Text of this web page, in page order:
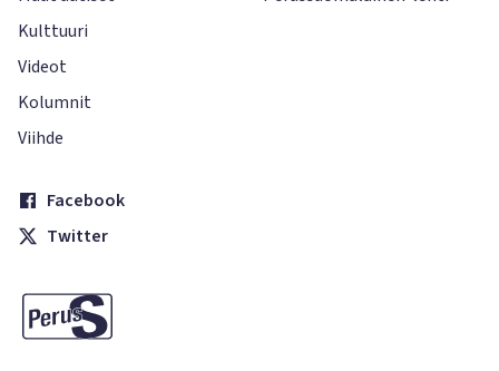
Kulttuuri
Videot
Kolumnit
Viihde
Facebook
Twitter